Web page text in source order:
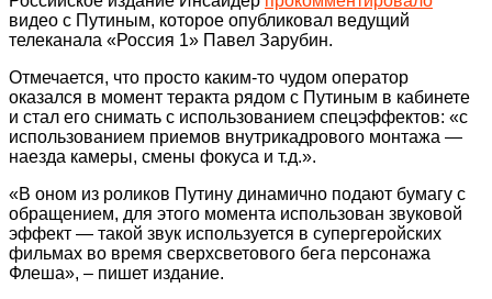
видео с Путиным, которое опубликовал ведущий
телеканала «Россия 1» Павел Зарубин.
Отмечается, что просто каким-то чудом оператор
оказался в момент теракта рядом с Путиным в кабинете
и стал его снимать с использованием спецэффектов: «с
использованием приемов внутрикадрового монтажа —
наезда камеры, смены фокуса и т.д.».
«В оном из роликов Путину динамично подают бумагу с
обращением, для этого момента использован звуковой
эффект — такой звук используется в супергеройских
фильмах во время сверхсветового бега персонажа
Флеша», – пишет издание.